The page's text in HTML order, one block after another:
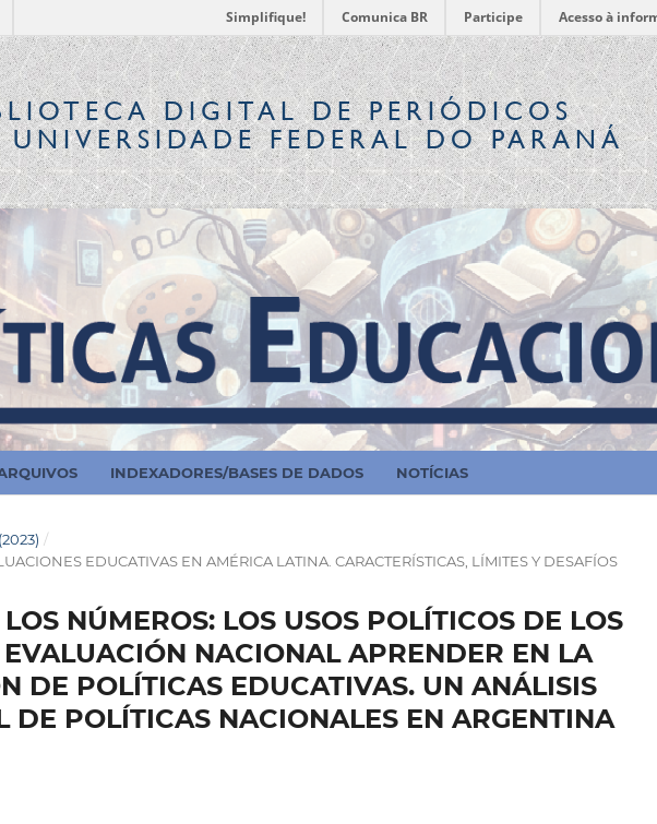
Simplifique! Comunica BR Participe Acesso à
DIGITALDE PERIÓDICOS
UNIVERSIDADE FEDERAL DO PARANÁ
INDEXADORES/BASES DE DADOS NOTÍCIAS
/
EDUCATIVAS EN AMÉRICA LATINA. CARACTERÍSTICAS, LÍMITES Y DESAFÍOS
NÚMEROS: LOS USOS POLÍTICOS DE LOS
NACIONAL APRENDER EN LA
DE POLÍTICAS EDUCATIVAS. UN ANÁLISIS
DE POLÍTICAS NACIONALES EN ARGENTINA